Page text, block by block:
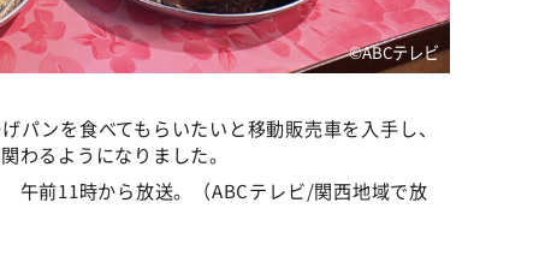
©ABCテレビ
パンを食べてもらいたいと移動販売車を入手し、
わるようになりました。
午前11時から放送。（ABCテレビ/関西地域で放